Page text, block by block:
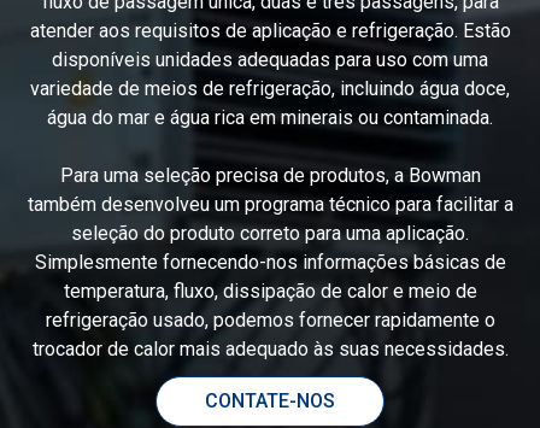
atender aos requisitos de aplicação e refrigeração. Estão
disponíveis unidades adequadas para uso com uma
variedade de meios de refrigeração, incluindo água doce,
água do mar e água rica em minerais ou contaminada.
Para uma seleção precisa de produtos, a Bowman
também desenvolveu um programa técnico para facilitar a
seleção do produto correto para uma aplicação.
Simplesmente fornecendo-nos informações básicas de
temperatura, fluxo, dissipação de calor e meio de
refrigeração usado, podemos fornecer rapidamente o
trocador de calor mais adequado às suas necessidades.
CONTATE-NOS